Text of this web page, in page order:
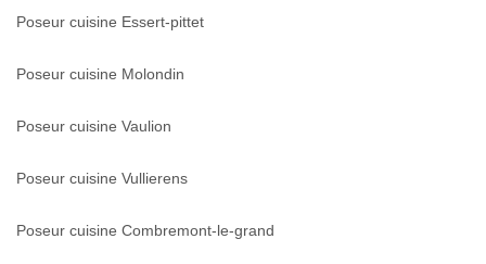
Poseur cuisine Essert-pittet
Poseur cuisine Molondin
Poseur cuisine Vaulion
Poseur cuisine Vullierens
Poseur cuisine Combremont-le-grand